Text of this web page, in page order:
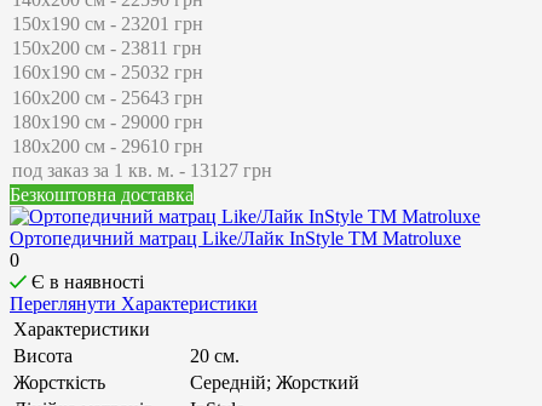
Безкоштовна доставка
Ортопедичний матрац Like/Лайк InStyle ТМ Matroluxe
0
Є в наявності
Переглянути Характеристики
Характеристики
Висота
20 см.
Жорсткість
Середній; Жорсткий